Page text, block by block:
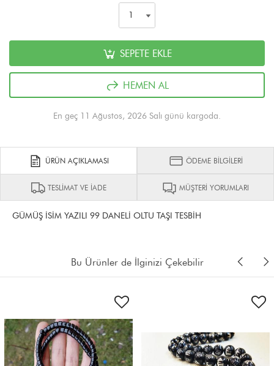
SEPETE EKLE
HEMEN AL
En geç 11 Ağustos, 2026 Salı günü kargoda.
ÜRÜN AÇIKLAMASI ÖDEME BİLGİLERİ
TESLİMAT VE İADE MÜŞTERİ YORUMLARI
GÜMÜŞ İSİM YAZILI 99 DANELİ OLTU TAŞI TESBİH
Bu Ürünler de İlginizi Çekebilir